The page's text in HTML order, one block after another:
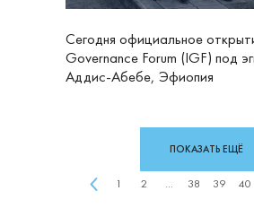
Сегодня официальное
Governance Forum (IGF) под
Аддис-Абебе, Эфиопия
1 2 ... 38 39 40
ПОКАЗАТЬ ЕЩЁ